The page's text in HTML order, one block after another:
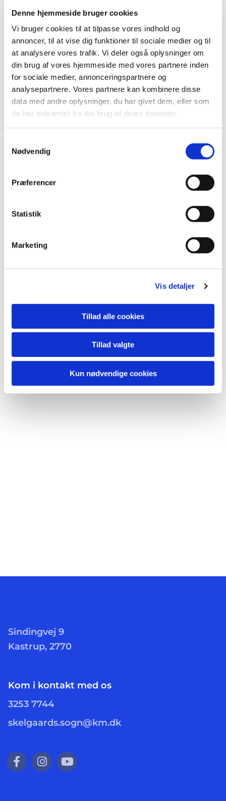
Denne hjemmeside bruger cookies
Vi bruger cookies til at tilpasse vores indhold og
annoncer, til at vise dig funktioner til sociale medier og til
at analysere vores trafik. Vi deler også oplysninger om
din brug af vores hjemmeside med vores partnere inden
for sociale medier, annonceringspartnere og
analysepartnere. Vores partnere kan kombinere disse
data med andre oplysninger, du har givet dem, eller som
de har indsamlet fra din brug af deres tjenester.
Nødvendig
Præferencer
Statistik
Marketing
Vis detaljer
Tillad alle cookies
Tillad valgte
Kun nødvendige cookies
kan låne. Kom gerne 10 min. før og find ro i
kirkerummet.
Tilmelding ikke nødvendig.
Du vil måske også kunne
lide...
Sindingvej 9
Kastrup, 2770
Kom i kontakt med os
3253 7744
skelgaards.sogn@km.dk